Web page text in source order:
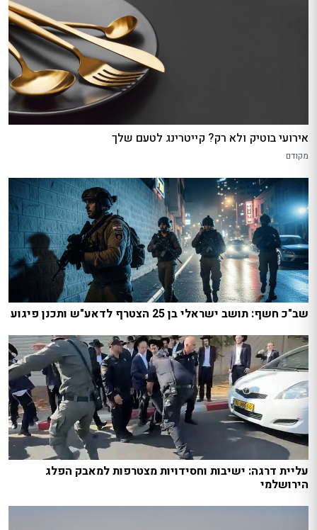
אירועי בוטיק ולא רק? קייטרינג לטעם שלך
מקודם
שב"כ חשף: תושב ישראלי בן 25 הצטרף לדאע"ש ותכנן פיגוע
עליית דרגה: ישיבות וחסידויות מצטרפות למאבק הפלג
הירושלמי